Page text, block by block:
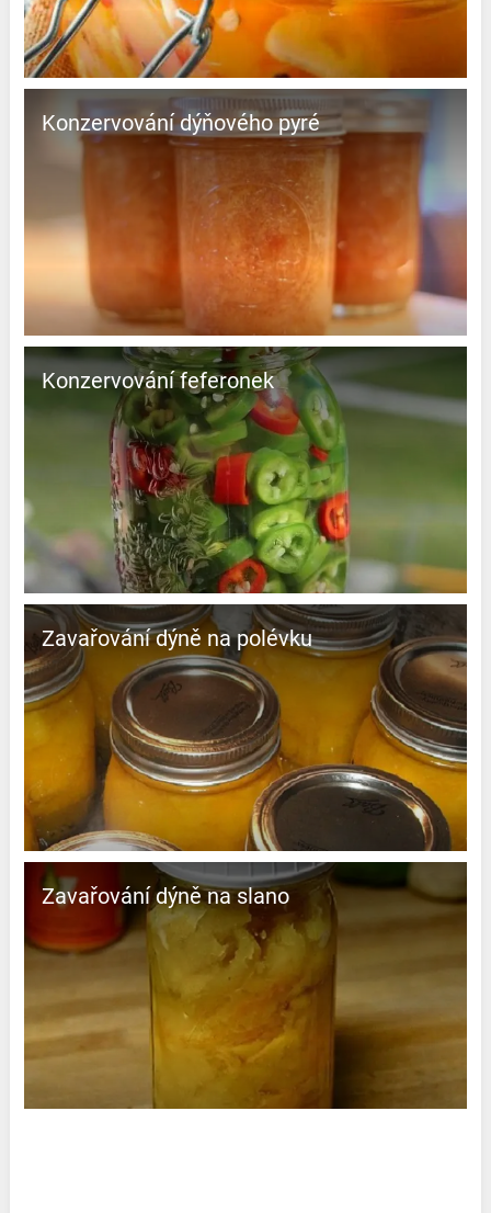
Konzervování dýňového pyré
Konzervování feferonek
Zavařování dýně na polévku
Zavařování dýně na slano